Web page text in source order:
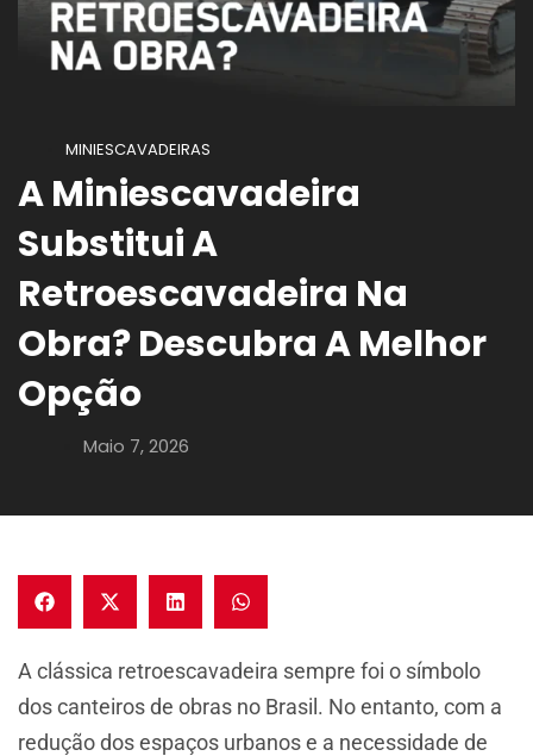
MINIESCAVADEIRAS
A Miniescavadeira
Substitui A
Retroescavadeira Na
Obra? Descubra A Melhor
Opção
Maio 7, 2026
A clássica retroescavadeira sempre foi o símbolo
dos canteiros de obras no Brasil. No entanto, com a
redução dos espaços urbanos e a necessidade de